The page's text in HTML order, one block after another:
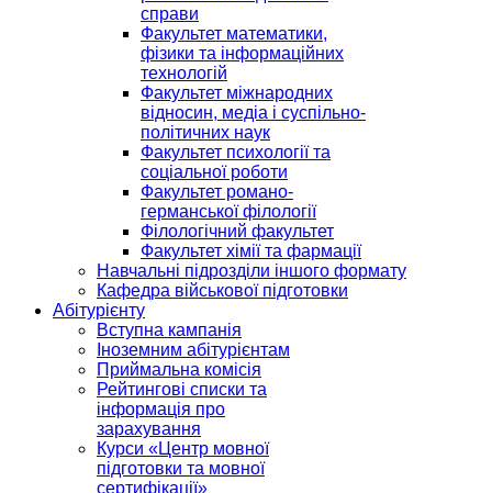
справи
Факультет математики,
фізики та інформаційних
технологій
Факультет міжнародних
відносин, медіа і суспільно-
політичних наук
Факультет психології та
соціальної роботи
Факультет романо-
германської філології
Філологічний факультет
Факультет хімії та фармації
Навчальні підрозділи іншого формату
Кафедра військової підготовки
Абітурієнту
Вступна кампанія
Іноземним абітурієнтам
Приймальна комісія
Рейтингові списки та
інформація про
зарахування
Курси «Центр мовної
підготовки та мовної
сертифікації»